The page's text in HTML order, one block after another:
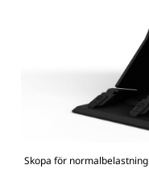
Skopa för normalbelastning